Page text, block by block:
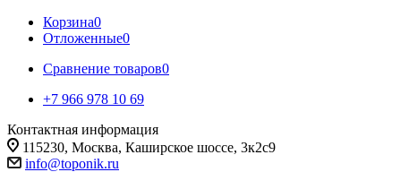
Корзина0
Отложенные0
Сравнение товаров0
+7 966 978 10 69
Контактная информация
115230, Москва, Каширское шоссе, 3к2с9
info@toponik.ru